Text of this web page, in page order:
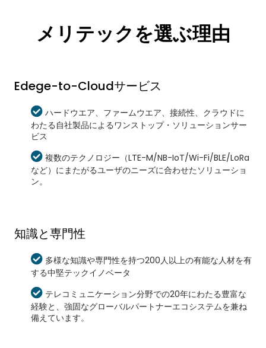
メリテックを選ぶ理由
Edege-to-Cloudサービス
ハードウエア、ファームウエア、接続性、クラウドに
わたる自社製品によるワンストップ・ソリューションサー
ビス
複数のテクノロジー（LTE-M/NB-IoT/Wi-Fi/BLE/LoRa
など）にまたがるユーザのニーズに合わせたソリューショ
ン。
知識と専門性
多様な知識や専門性を持つ200人以上の有能な人材を有
する中堅テックイノベータ
テレコミュニケーション分野での20年にわたる豊富な
経験と、強固なグローバルパートナーエコシステムを兼ね
備えています。